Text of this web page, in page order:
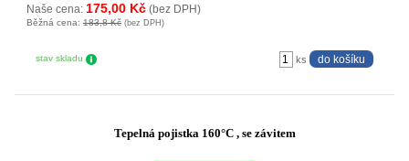
Naše cena: 175,00 Kč (bez DPH)
Běžná cena: 183,8 Kč (bez DPH)
stav skladu ks
Tepelná pojistka 160°C , se závitem